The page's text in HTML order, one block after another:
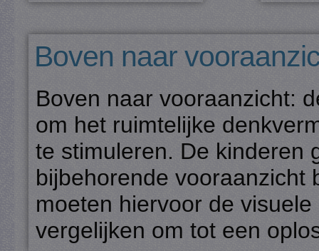
Boven naar
Boven naar vooraanzicht:
om het ruimtelijke
te stimuleren. De kinderen
bijbehorende vooraanzicht
moeten hiervoor de
vergelijken om tot een